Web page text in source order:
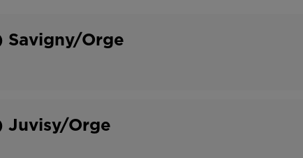
t
t
Savigny/Orge
Juvisy/Orge